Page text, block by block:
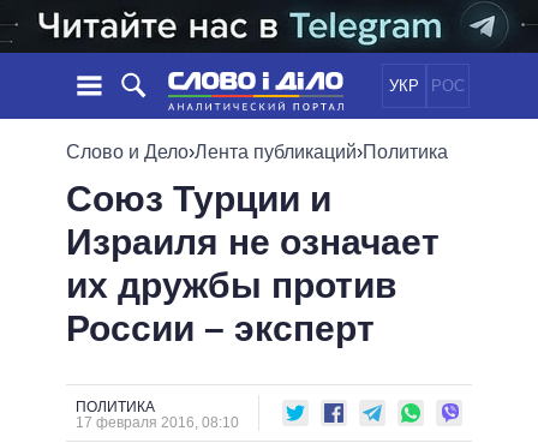
УКР РОС
НОВОСТИ
ЛЕНТА
СОБЫТИЯ
СТАТЬИ
МНЕНИЯ
ОБЗОРЫ
ДАЙДЖЕСТЫ
ПОЛИТИКА
ЭКОНОМИКА
ОБЩЕСТВО
МИР
ОБЕЩАНИЯ
ПОЛИТИКИ
ВСЕ ПОЛИТИКИ
ПРЕЗИДЕНТ И ОФИС
ВЕРХОВНАЯ РАДА
КАБИНЕТ МИНИСТРОВ
ИНФОГРАФИКА
ПОДДЕРЖАТЬ
Слово и Дело›Лента публикаций›Политика
Союз Турции и
Израиля не означает
их дружбы против
России – эксперт
ПОЛИТИКА
17 февраля 2016, 08:10